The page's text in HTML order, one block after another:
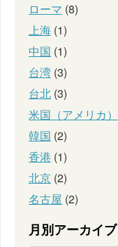
ローマ (8)
上海 (1)
中国 (1)
台湾 (3)
台北 (3)
米国（アメリカ）
韓国 (2)
香港 (1)
北京 (2)
名古屋 (2)
月別アーカイブ